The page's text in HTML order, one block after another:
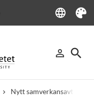
language
Language
Tema
person_outline
Logga in
search
Sök
Nytt samverkansavtal